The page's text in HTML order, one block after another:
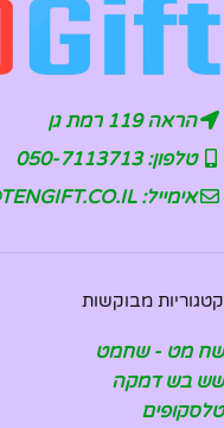
הראה 119 רמת גן
טלפון: 050-7113713
אימייל: SHOP@TENGIFT.CO.IL
קטגוריות מבוקשות
שח מט - שחמט
שש בש דמקה
טלסקופים